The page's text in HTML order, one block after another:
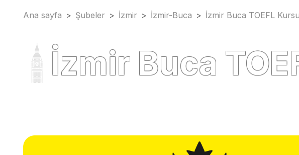
Ana sayfa > Şubeler > İzmir > İzmir-Buca > İzmir Buca TOEFL Kursu
İzmir Buca